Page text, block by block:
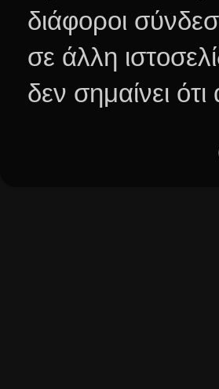
διάφοροι
σε άλλη
δεν σημαίνει